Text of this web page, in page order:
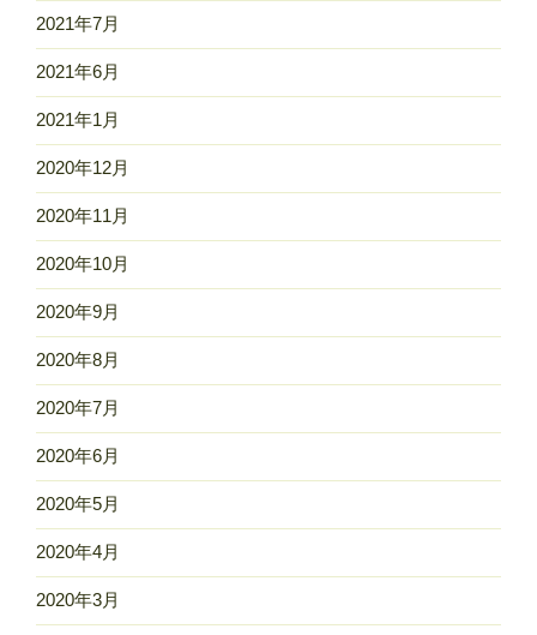
2021年7月
2021年6月
2021年1月
2020年12月
2020年11月
2020年10月
2020年9月
2020年8月
2020年7月
2020年6月
2020年5月
2020年4月
2020年3月